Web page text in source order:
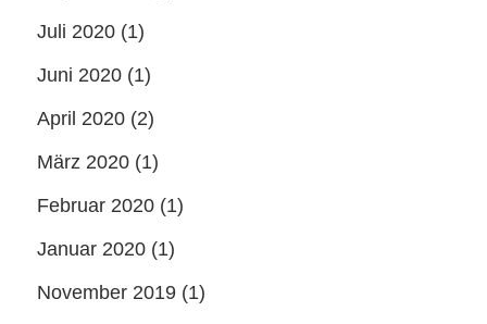
Juli 2020 (1)
Juni 2020 (1)
April 2020 (2)
März 2020 (1)
Februar 2020 (1)
Januar 2020 (1)
November 2019 (1)